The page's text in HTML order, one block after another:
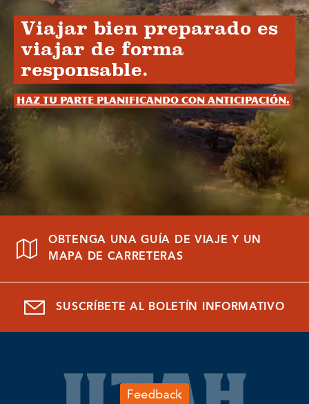
Viajar bien preparado es
viajar de forma
responsable.
Haz tu parte planificando con anticipación.
OBTENGA UNA GUÍA DE VIAJE Y UN
MAPA DE CARRETERAS
SUSCRÍBETE AL BOLETÍN INFORMATIVO